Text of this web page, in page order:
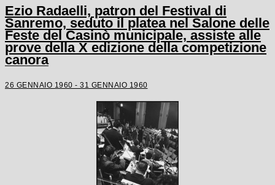
Ezio Radaelli, patron del Festival di
Sanremo, seduto il platea nel Salone delle
Feste del Casinò municipale, assiste alle
prove della X edizione della competizione
canora
26 GENNAIO 1960 - 31 GENNAIO 1960